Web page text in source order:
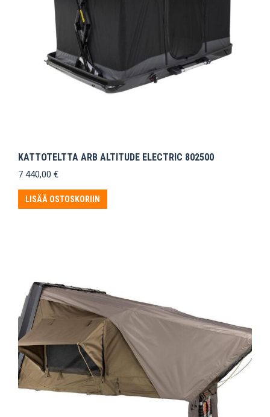
KATTOTELTTA ARB ALTITUDE ELECTRIC 802500
7 440,00 €
LISÄÄ OSTOSKORIIN